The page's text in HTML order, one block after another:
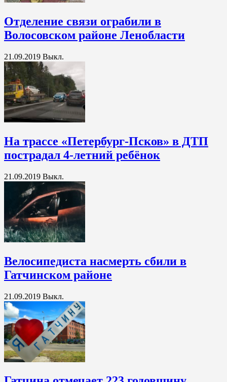
Отделение связи ограбили в
Волосовском районе Ленобласти
21.09.2019 Выкл.
На трассе «Петербург-Псков» в ДТП
пострадал 4-летний ребёнок
21.09.2019 Выкл.
Велосипедиста насмерть сбили в
Гатчинском районе
21.09.2019 Выкл.